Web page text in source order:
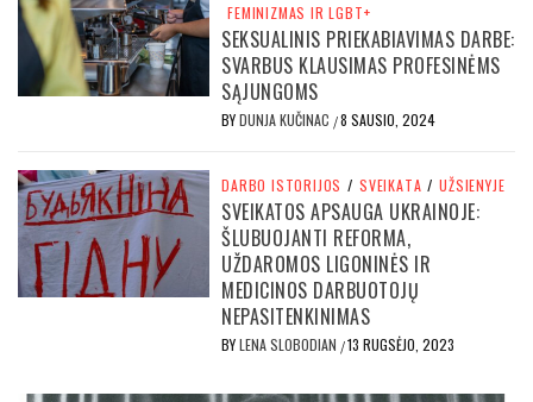
FEMINIZMAS IR LGBT+
SEKSUALINIS PRIEKABIAVIMAS DARBE:
SVARBUS KLAUSIMAS PROFESINĖMS
SĄJUNGOMS
BYDUNJA KUČINAC /8 SAUSIO, 2024
DARBO ISTORIJOS / SVEIKATA / UŽSIENYJE
SVEIKATOS APSAUGA UKRAINOJE:
ŠLUBUOJANTI REFORMA,
UŽDAROMOS LIGONINĖS IR
MEDICINOS DARBUOTOJŲ
NEPASITENKINIMAS
BYLENA SLOBODIAN /13 RUGSĖJO, 2023